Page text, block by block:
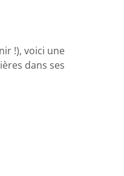
!), voici une
dans ses